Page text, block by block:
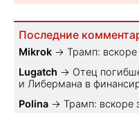
Последние
Mikrok → Трамп:
Lugatch → Отец
и Либермана в
Polina → Трамп: вскоре